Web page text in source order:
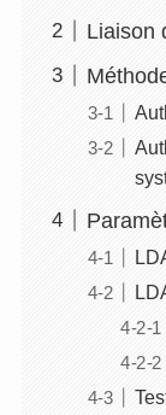
Liaison